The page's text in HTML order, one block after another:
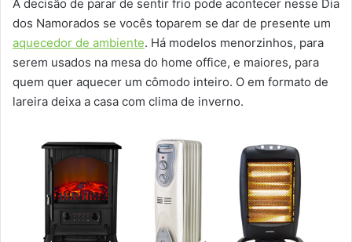
A decisão de parar de sentir frio pode acontecer nesse Dia
dos Namorados se vocês toparem se dar de presente um
aquecedor de ambiente. Há modelos menorzinhos, para
serem usados na mesa do home office, e maiores, para
quem quer aquecer um cômodo inteiro. O em formato de
lareira deixa a casa com clima de inverno.